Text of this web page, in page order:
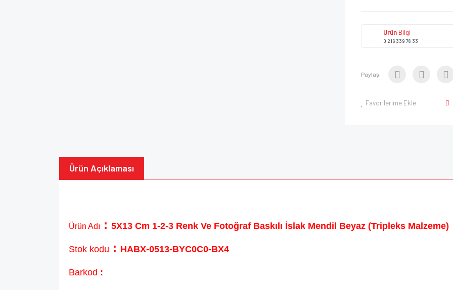
Ürün Bilgi
0 216 339 78 33
Paylaş:
Favorilerime Ekle
Ürün Açıklaması
Ürün Adı : 5X13 Cm 1-2-3 Renk Ve Fotoğraf Baskılı İslak Mendil Beyaz (Tripleks Malzeme)
Stok kodu : HABX-0513-BYC0C0-BX4
Barkod :